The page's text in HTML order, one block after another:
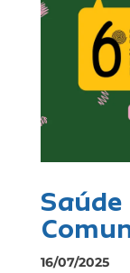
16/07/2025